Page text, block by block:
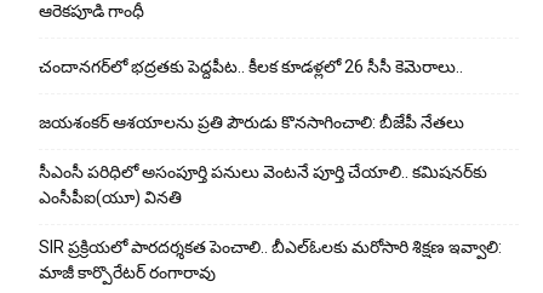
ఆరెక‌పూడి గాంధీ
చందానగర్‌లో భద్రతకు పెద్దపీట.. కీలక కూడళ్లలో 26 సీసీ కెమెరాలు..
జయశంకర్ ఆశయాలను ప్రతి పౌరుడు కొనసాగించాలి: బీజేపీ నేతలు
సీఎంసీ పరిధిలో అసంపూర్తి పనులు వెంటనే పూర్తి చేయాలి.. కమిషనర్‌కు
ఎంసీపీఐ(యూ) వినతి
SIR ప్రక్రియలో పారదర్శకత పెంచాలి.. బీఎల్ఓలకు మరోసారి శిక్షణ ఇవ్వాలి:
మాజీ కార్పొరేటర్ రంగారావు